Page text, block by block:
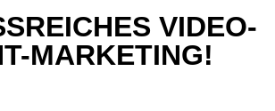
VIDEO-
MARKETING!